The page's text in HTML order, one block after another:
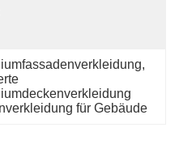
,
für Gebäude